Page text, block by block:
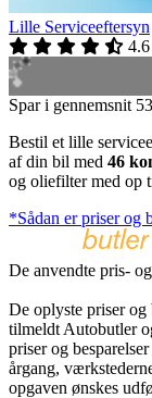
Lille Serviceeftersyn
4.6
Spar i gennemsnit
Bestil et lille
af din bil med 46
og oliefilter med op
*Sådan er priser og
De anvendte pris-
De oplyste priser og
tilmeldt Autobutler
priser og
årgang,
opgaven ønskes